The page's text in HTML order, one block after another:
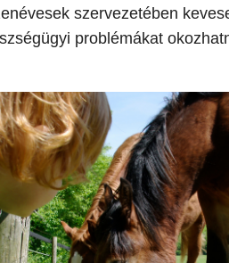
szervezetében
problémákat